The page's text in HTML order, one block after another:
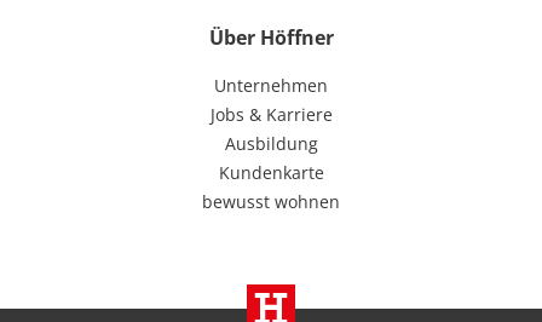
Über Höffner
Unternehmen
Jobs & Karriere
Ausbildung
Kundenkarte
bewusst wohnen